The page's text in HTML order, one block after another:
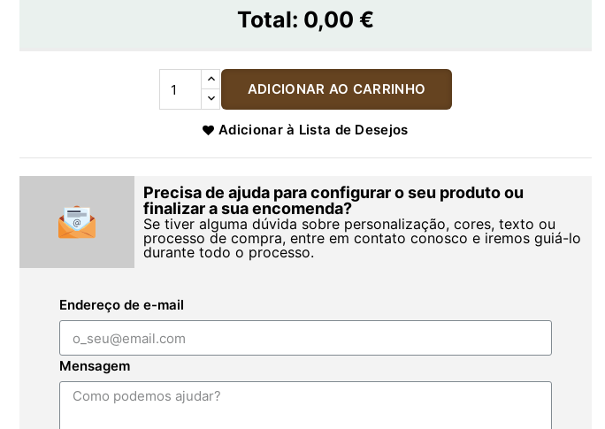
Total: 0,00 €
ADICIONAR AO CARRINHO
Adicionar à Lista de Desejos
Precisa de ajuda para configurar o seu produto ou
finalizar a sua encomenda?
Se tiver alguma dúvida sobre personalização, cores, texto ou
processo de compra, entre em contato conosco e iremos guiá-lo
durante todo o processo.
Endereço de e-mail
Mensagem